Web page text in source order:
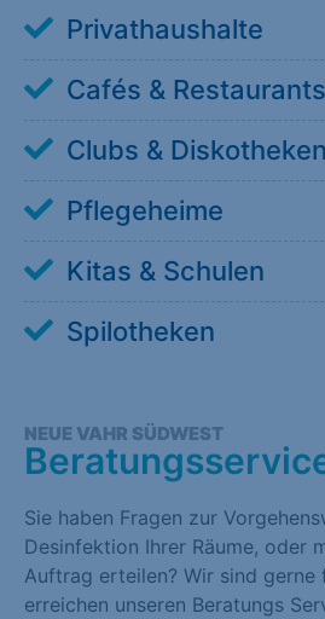
Privathaushalte
Cafés & Restaurants
Clubs & Diskotheken
Pflegeheime
Kitas & Schulen
Spilotheken
NEUE VAHR SÜDWEST
Sie haben Fragen zur
Desinfektion Ihrer Räume, oder
Auftrag erteilen? Wir sind gerne
erreichen unseren Beratungs